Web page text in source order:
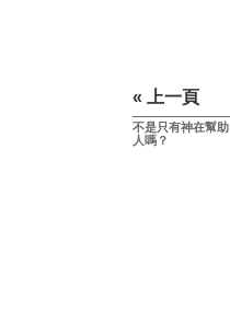
« 上一頁
不是只有神在幫助
人嗎？